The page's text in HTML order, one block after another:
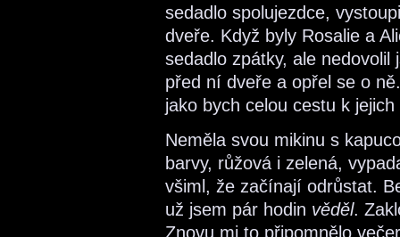
sedadlo spolujezdce,
dveře. Když byly Rosalie a
sedadlo zpátky, ale
před ní dveře a opřel se o
jako bych celou cestu k
Neměla svou mikinu s
barvy, růžová i zelená,
všiml, že začínají odrůstat.
už jsem pár hodin věděl.
Znovu mi to připomnělo